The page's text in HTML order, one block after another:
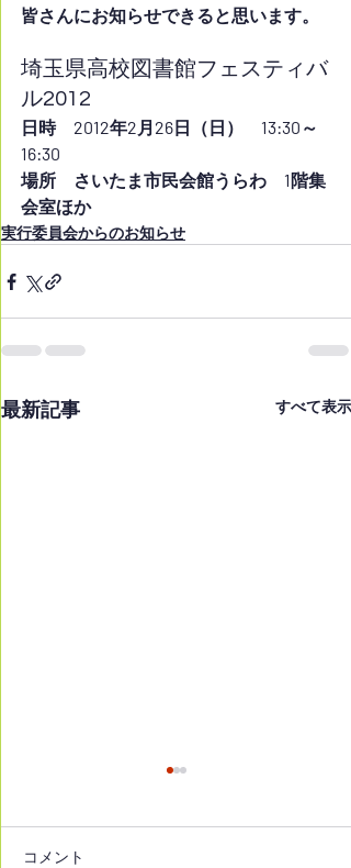
皆さんにお知らせできると思います。
埼玉県高校図書館フェスティバ
ル2012
日時　2012年2月26日（日）　13:30～
16:30
場所　さいたま市民会館うらわ　1階集
会室ほか
実行委員会からのお知らせ
最新記事 すべて表示
コメント